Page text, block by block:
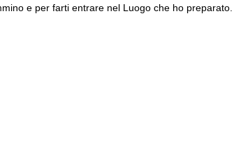
e per farti entrare nel Luogo che ho